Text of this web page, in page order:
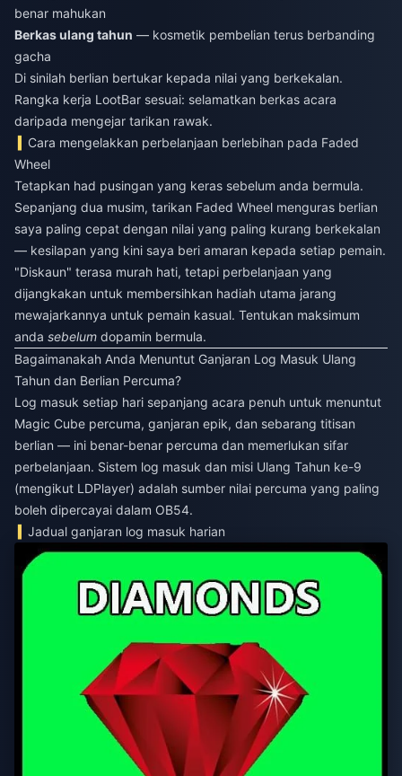
benar mahukan
Berkas ulang tahun — kosmetik pembelian terus berbanding
gacha
Di sinilah berlian bertukar kepada nilai yang berkekalan.
Rangka kerja LootBar sesuai: selamatkan berkas acara
daripada mengejar tarikan rawak.
Cara mengelakkan perbelanjaan berlebihan pada Faded
Wheel
Tetapkan had pusingan yang keras sebelum anda bermula.
Sepanjang dua musim, tarikan Faded Wheel menguras berlian
saya paling cepat dengan nilai yang paling kurang berkekalan
— kesilapan yang kini saya beri amaran kepada setiap pemain.
"Diskaun" terasa murah hati, tetapi perbelanjaan yang
dijangkakan untuk membersihkan hadiah utama jarang
mewajarkannya untuk pemain kasual. Tentukan maksimum
anda sebelum dopamin bermula.
Bagaimanakah Anda Menuntut Ganjaran Log Masuk Ulang
Tahun dan Berlian Percuma?
Log masuk setiap hari sepanjang acara penuh untuk menuntut
Magic Cube percuma, ganjaran epik, dan sebarang titisan
berlian — ini benar-benar percuma dan memerlukan sifar
perbelanjaan. Sistem log masuk dan misi Ulang Tahun ke-9
(mengikut LDPlayer) adalah sumber nilai percuma yang paling
boleh dipercayai dalam OB54.
Jadual ganjaran log masuk harian